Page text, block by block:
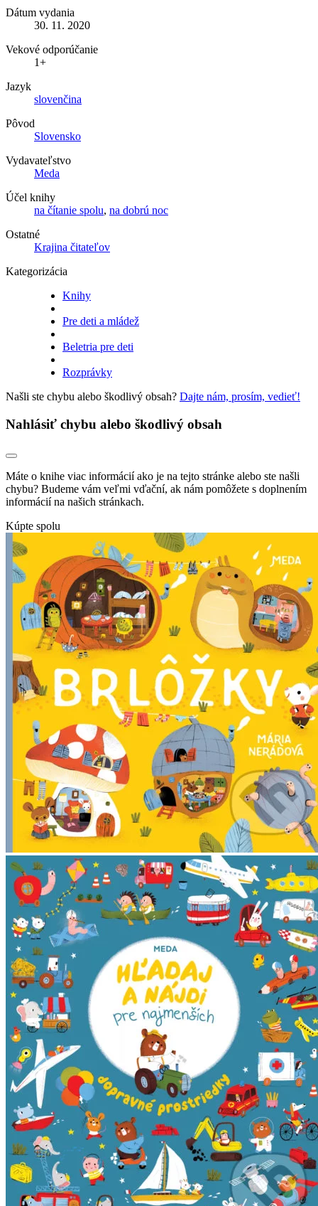
Dátum vydania
30. 11. 2020
Vekové odporúčanie
1+
Jazyk
slovenčina
Pôvod
Slovensko
Vydavateľstvo
Meda
Účel knihy
na čítanie spolu, na dobrú noc
Ostatné
Krajina čitateľov
Kategorizácia
Knihy
Pre deti a mládež
Beletria pre deti
Rozprávky
Našli ste chybu alebo škodlivý obsah? Dajte nám, prosím, vedieť!
Nahlásiť chybu alebo škodlivý obsah
Máte o knihe viac informácií ako je na tejto stránke alebo ste našli
chybu? Budeme vám veľmi vďační, ak nám pomôžete s doplnením
informácií na našich stránkach.
Kúpte spolu